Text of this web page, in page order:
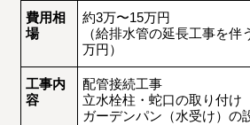
費用相
場
約3万〜15万円
（給排水管の延長工事を伴
万円）
工事内
容
配管接続工事
立水栓柱・蛇口の取り付け
ガーデンパン（水受け）の